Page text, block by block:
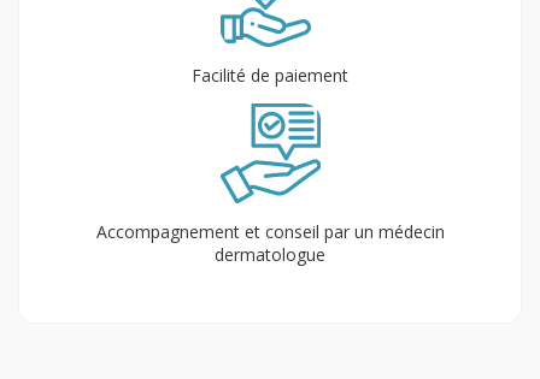
Facilité de paiement
Accompagnement et conseil par un médecin
dermatologue